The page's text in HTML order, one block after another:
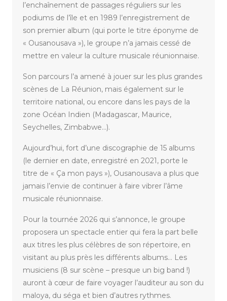
l’enchaînement de passages réguliers sur les
podiums de l’île et en 1989 l’enregistrement de
son premier album (qui porte le titre éponyme de
« Ousanousava »), le groupe n’a jamais cessé de
mettre en valeur la culture musicale réunionnaise.
Son parcours l’a amené à jouer sur les plus grandes
scènes de La Réunion, mais également sur le
territoire national, ou encore dans les pays de la
zone Océan Indien (Madagascar, Maurice,
Seychelles, Zimbabwe…).
Aujourd’hui, fort d’une discographie de 15 albums
(le dernier en date, enregistré en 2021, porte le
titre de « Ça mon pays »), Ousanousava a plus que
jamais l’envie de continuer à faire vibrer l’âme
musicale réunionnaise.
Pour la tournée 2026 qui s’annonce, le groupe
proposera un spectacle entier qui fera la part belle
aux titres les plus célèbres de son répertoire, en
visitant au plus près les différents albums… Les
musiciens (8 sur scène – presque un big band !)
auront à cœur de faire voyager l’auditeur au son du
maloya, du séga et bien d’autres rythmes.